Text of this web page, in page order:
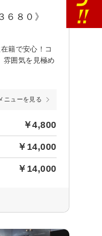
８０》
籍で安心！コ
雰囲気を見極め
ニューを見る
￥4,800
￥14,000
￥14,000